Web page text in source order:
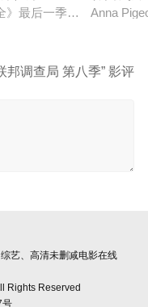
7季。
》最后一季开播延迟。
Anna
邦调查局 第八季” 影评
艺、高清未删减电影在线
Rights Reserved
号